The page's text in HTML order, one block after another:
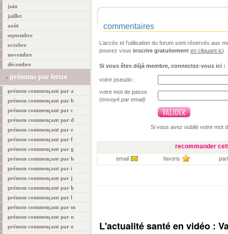
juin
juillet
août
septembre
octobre
novembre
décembre
prénoms par lettre
prénom commençant par a
prénom commençant par b
prénom commençant par c
prénom commençant par d
prénom commençant par e
prénom commençant par f
prénom commençant par g
prénom commençant par h
prénom commençant par i
prénom commençant par j
prénom commençant par k
prénom commençant par l
prénom commençant par m
prénom commençant par n
prénom commençant par o
commentaires
L’accès et l’utilisation du forum sont réservés aux
pouvez vous inscrire gratuitement en cliquant ici
Si vous êtes déjà membre, connectez-vous ici :
votre pseudo :
votre mot de passe
(envoyé par email)
Si vous avez oublié votre mot
recommander
email favoris
L'actualité santé en vidéo :